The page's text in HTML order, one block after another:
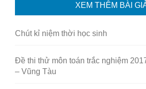
XEM THÊM BÀI
Chút kỉ niệm thời học sinh
Đề thi thử môn toán trắc nghiệm
– Vũng Tàu